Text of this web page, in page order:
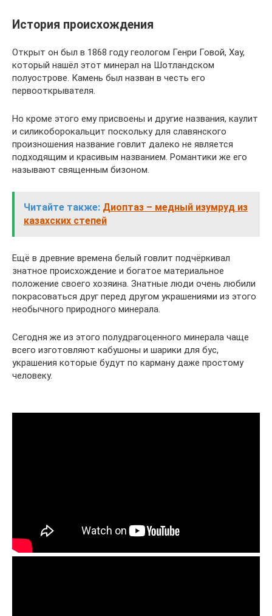
История происхождения
Открыт он был в 1868 году геологом Генри Говой, Хау,
который нашёл этот минерал на Шотландском
полуострове. Камень был назван в честь его
первооткрывателя.
Но кроме этого ему присвоены и другие названия, каулит
и силикоборокальцит поскольку для славянского
произношения название говлит далеко не является
подходящим и красивым названием. Романтики же его
называют священным бизоном.
Читайте также: Диоптаз – медный изумруд из
казахских степей
Ещё в древние времена белый говлит подчёркивал
знатное происхождение и богатое материальное
положение своего хозяина. Знатные люди очень любили
покрасоваться друг перед другом украшениями из этого
необычного природного минерала.
Сегодня же из этого полудрагоценного минерала чаще
всего изготовляют кабушоны и шарики для бус,
украшения которые будут по карману даже простому
человеку.